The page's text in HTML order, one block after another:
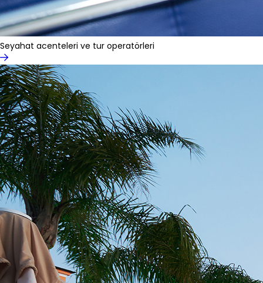
Seyahat acenteleri ve tur operatörleri